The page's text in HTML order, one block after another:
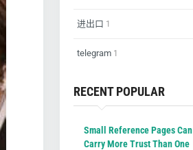
进出口 1
telegram 1
RECENT POPULAR
Small Reference Pages Can
Carry More Trust Than One